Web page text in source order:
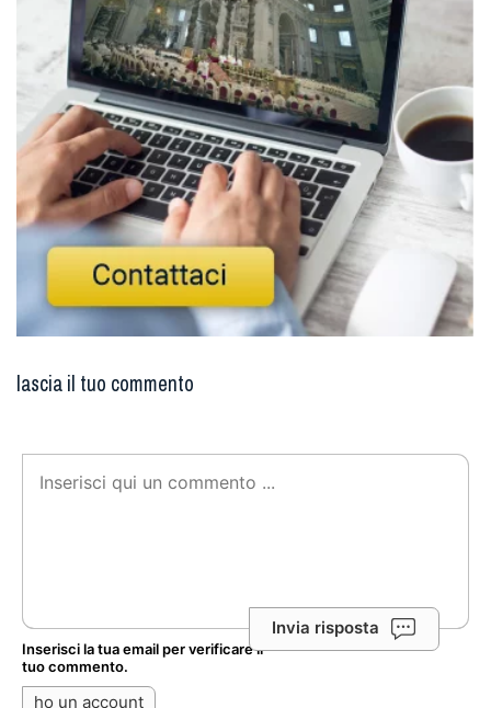
lascia il tuo commento
Invia risposta
Inserisci la tua email per verificare il
tuo commento.
ho un account